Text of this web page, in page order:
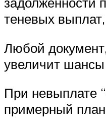
теневых
Любой
увеличит
При невыплате
примерный